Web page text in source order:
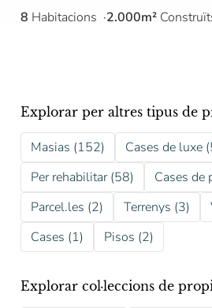
8 Habitacions 2.000m²
Explorar per altres tipus de
Masias (152) Cases de luxe
Per rehabilitar (58)
Cases de
Parcel.les (2)
Terrenys (3)
Cases (1)
Pisos (2)
Explorar col·leccions de